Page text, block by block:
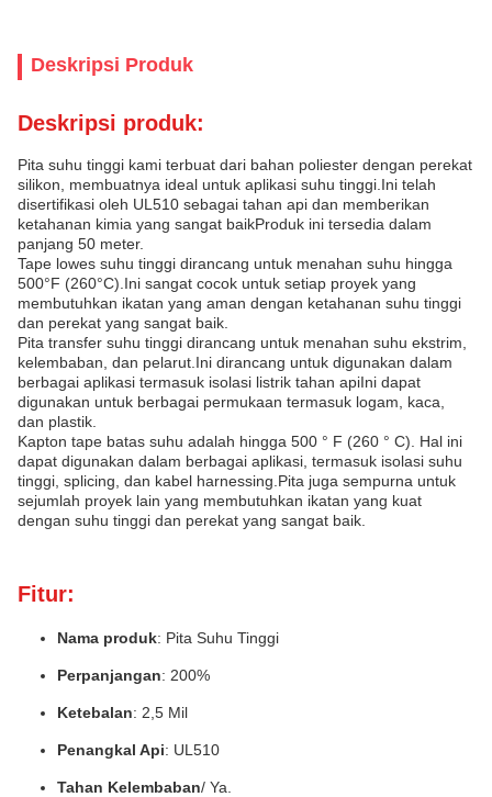
Deskripsi Produk
Deskripsi produk:
Pita suhu tinggi kami terbuat dari bahan poliester dengan perekat
silikon, membuatnya ideal untuk aplikasi suhu tinggi.Ini telah
disertifikasi oleh UL510 sebagai tahan api dan memberikan
ketahanan kimia yang sangat baikProduk ini tersedia dalam
panjang 50 meter.
Tape lowes suhu tinggi dirancang untuk menahan suhu hingga
500°F (260°C).Ini sangat cocok untuk setiap proyek yang
membutuhkan ikatan yang aman dengan ketahanan suhu tinggi
dan perekat yang sangat baik.
Pita transfer suhu tinggi dirancang untuk menahan suhu ekstrim,
kelembaban, dan pelarut.Ini dirancang untuk digunakan dalam
berbagai aplikasi termasuk isolasi listrik tahan apiIni dapat
digunakan untuk berbagai permukaan termasuk logam, kaca,
dan plastik.
Kapton tape batas suhu adalah hingga 500 ° F (260 ° C). Hal ini
dapat digunakan dalam berbagai aplikasi, termasuk isolasi suhu
tinggi, splicing, dan kabel harnessing.Pita juga sempurna untuk
sejumlah proyek lain yang membutuhkan ikatan yang kuat
dengan suhu tinggi dan perekat yang sangat baik.
Fitur:
Nama produk: Pita Suhu Tinggi
Perpanjangan: 200%
Ketebalan: 2,5 Mil
Penangkal Api: UL510
Tahan Kelembaban/ Ya.